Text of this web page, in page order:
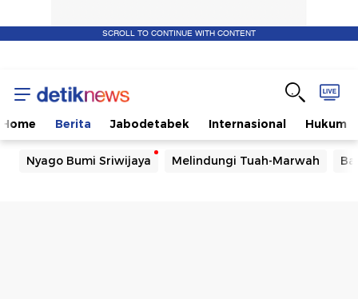
SCROLL TO CONTINUE WITH CONTENT
Home Berita Jabodetabek Internasional Hukum
Nyago Bumi Sriwijaya Melindungi Tuah-Marwah